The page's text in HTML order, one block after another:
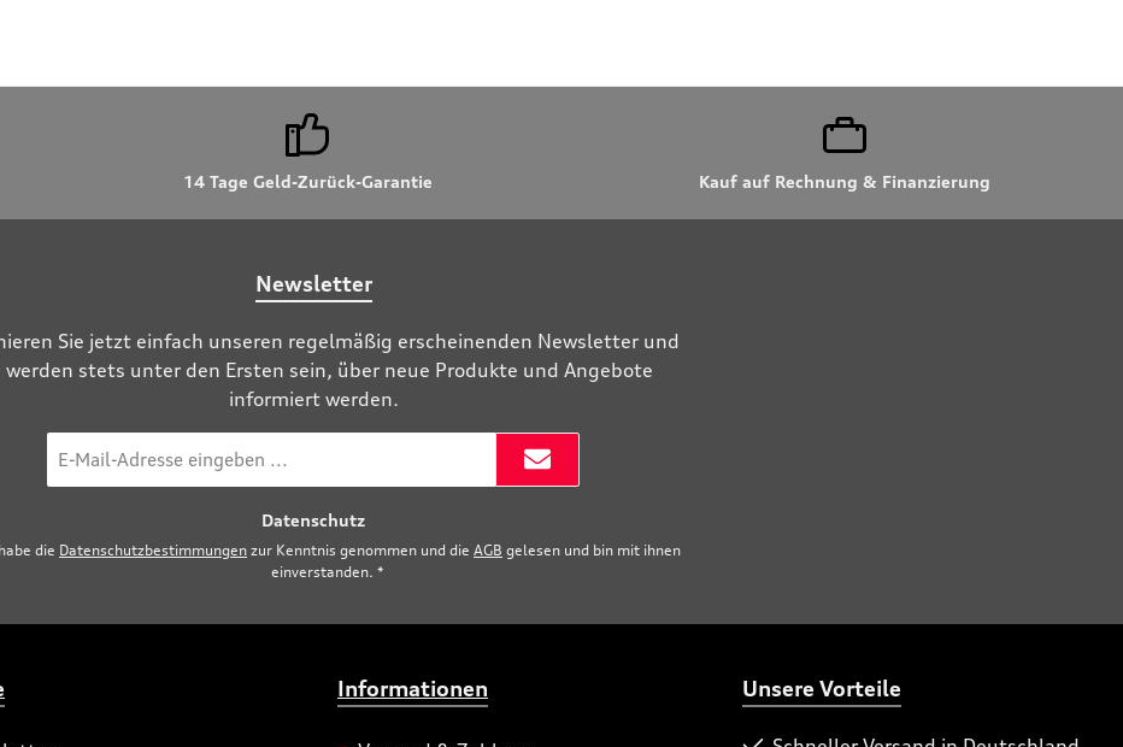
14 Tage Geld-Zurück-Garantie Kauf auf Rechnung & Finanzierung
Newsletter
Sie jetzt einfach unseren regelmäßig erscheinenden Newsletter und
werden stets unter den Ersten sein, über neue Produkte und Angebote
informiert werden.
Mail-
Datenschutz
die Datenschutzbestimmungen zur Kenntnis genommen und die AGB gelesen und bin mit ihnen
einverstanden. *
Informationen Unsere Vorteile